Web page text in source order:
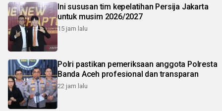
Ini sususan tim kepelatihan Persija Jakarta
untuk musim 2026/2027
15 jam lalu
Polri pastikan pemeriksaan anggota Polresta
Banda Aceh profesional dan transparan
22 jam lalu